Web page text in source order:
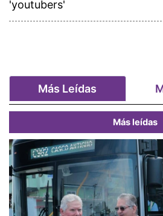
'youtubers'
Más Leídas
Más leídas